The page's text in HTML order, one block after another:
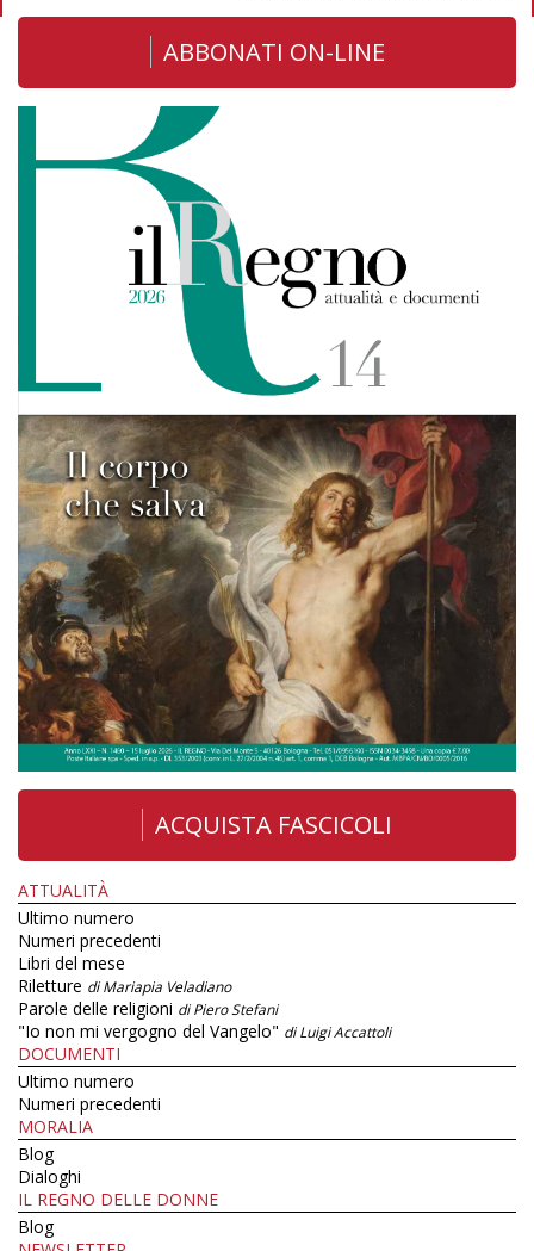
ABBONATI ON-LINE
ACQUISTA FASCICOLI
ATTUALITÀ
Ultimo numero
Numeri precedenti
Libri del mese
Riletture di Mariapia Veladiano
Parole delle religioni di Piero Stefani
"Io non mi vergogno del Vangelo" di Luigi Accattoli
DOCUMENTI
Ultimo numero
Numeri precedenti
MORALIA
Blog
Dialoghi
IL REGNO DELLE DONNE
Blog